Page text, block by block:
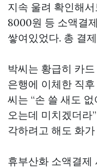
지속 울려 확인해
8000원 등 소액결
쌓여있었다. 총 결
박씨는 황급히 카
은행에 이체한 직
씨는 “손 쓸 새도
오는데 미치겠더라
각하려고 해도 화
휴부산화 소액결제